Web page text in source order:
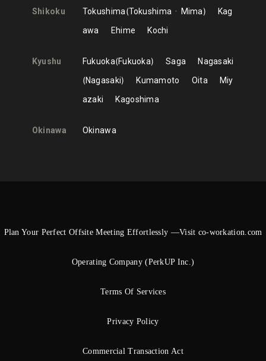
Shikoku Tokushima Tokushima Mima
Kag
awa
Ehime Kochi
Kyushu Fukuoka Fukuoka Saga
Nagasaki
Nagasaki
Kumamoto Oita
Miy
azaki
Kagoshima
Okinawa Okinawa
Plan Your Perfect Offsite Meeting Effortlessly —Visit co-workation.com
Operating Company (PerkUP Inc.)
Terms Of Services
Privacy Policy
Commercial Transaction Act